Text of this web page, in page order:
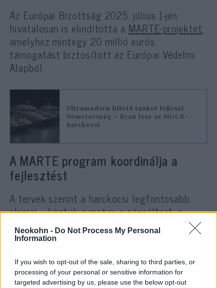
Neokohn - Do Not Process My Personal
Information
If you wish to opt-out of the sale, sharing to third parties, or
processing of your personal or sensitive information for
targeted advertising by us, please use the below opt-out
Az Európai Bizottság 2025. július 1-jén
hivatalosan is elindította a MARTE-projektet,
amelyhez mintegy 20 millió eurós
támogatást biztosított az Európai Védelmi
Alapból.
Ultramodern hibrid tankot fejleszt
Németország – ilyen lesz az MGCS-
harckocsi
A MARTE program koordinálja a
fejlesztést
A tervek szerint a harckocsi legfontosabb
elemei – köztük a motor, a páncéltest, a
torony, a löveg, az elektronikai és
optoelektronikai rendszerek – párhuzamosan
ahelyett hogy egyetlen gyártóüzemre
támaszkodnának.